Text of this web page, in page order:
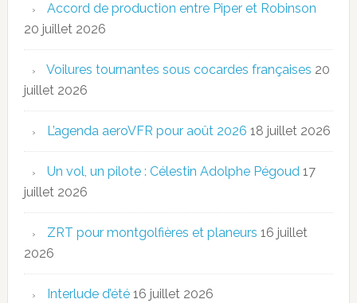
Accord de production entre Piper et Robinson
20 juillet 2026
Voilures tournantes sous cocardes françaises 20
juillet 2026
L’agenda aeroVFR pour août 2026 18 juillet 2026
Un vol, un pilote : Célestin Adolphe Pégoud 17
juillet 2026
ZRT pour montgolfières et planeurs 16 juillet
2026
Interlude d’été 16 juillet 2026